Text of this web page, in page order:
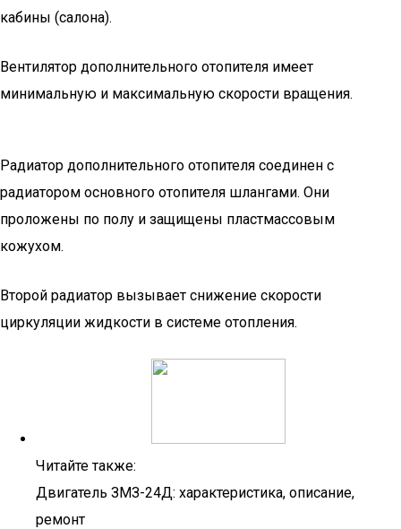
кабины (салона).
Вентилятор дополнительного отопителя имеет
минимальную и максимальную скорости вращения.
Радиатор дополнительного отопителя соединен с
радиатором основного отопителя шлангами. Они
проложены по полу и защищены пластмассовым
кожухом.
Второй радиатор вызывает снижение скорости
циркуляции жидкости в системе отопления.
Читайте также:
Двигатель ЗМЗ-24Д: характеристика, описание,
ремонт